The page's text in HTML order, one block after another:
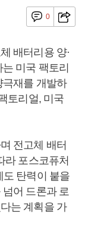
0
배터리용 양·
미국 팩토리
극재를 개발하
토리얼, 미국
전고체 배터
라 포스코퓨처
도 탄력이 붙을
어 드론과 로
는 계획을 가